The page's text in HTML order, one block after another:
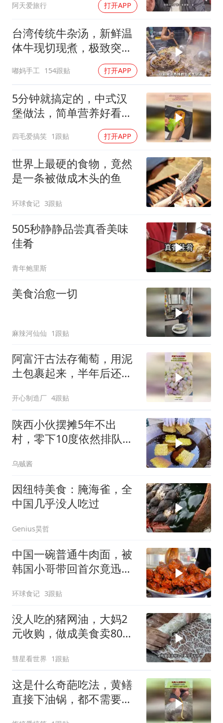
阿天爱旅行 打开APP
台湾传统牛杂汤，新鲜温
体牛现切现煮，极致突出
嘟妈手工 154跟贴 打开APP
5分钟就搞定的，中式汉
堡做法，简单营养好看又
四毛爱搞笑 1跟贴 打开APP
世界上最硬的食物，竟然
是一条被做成木头的鱼
环球食记 3跟贴
505秒静静品尝真香美味
佳肴
青年鲍里斯
美食治愈一切
麻辣河仙仙 1跟贴
阿富汗古法存葡萄，用泥
土包裹起来，半年后还是
开心制造厂 4跟贴
陕西小伙摆摊5年不出
村，零下10度依然排队，
乌贼酱
因纽特美食：腌海雀，全
中国几乎没人吃过
Genius昊哲
中国一碗普通牛肉面，被
韩国小哥带回首尔竟迅速
环球食记 3跟贴
没人吃的猪网油，大妈2
元收购，做成美食卖80，
彗星看世界 1跟贴
这是什么奇葩吃法，黄鳝
直接下油锅，都不需要先